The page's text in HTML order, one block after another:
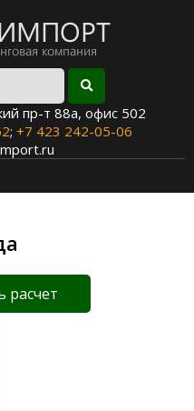
пр-т 88а, офис 502
; +7 423 242-05-06
расчет